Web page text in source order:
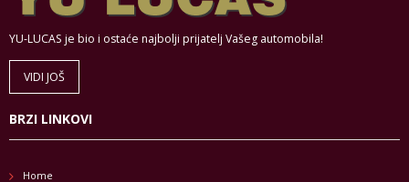
YU-LUCAS je bio i ostaće najbolji prijatelj Vašeg automobila!
VIDI JOŠ
BRZI LINKOVI
Home